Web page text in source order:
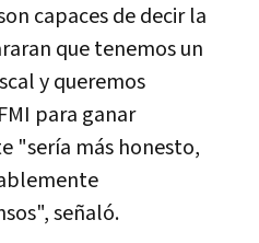
capaces de decir la
que tenemos un
y queremos
para ganar
"sería más honesto,
señaló.